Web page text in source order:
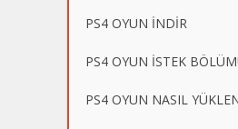
PS4 OYUN İNDİR
PS4 OYUN İSTEK
PS4 OYUN NASIL